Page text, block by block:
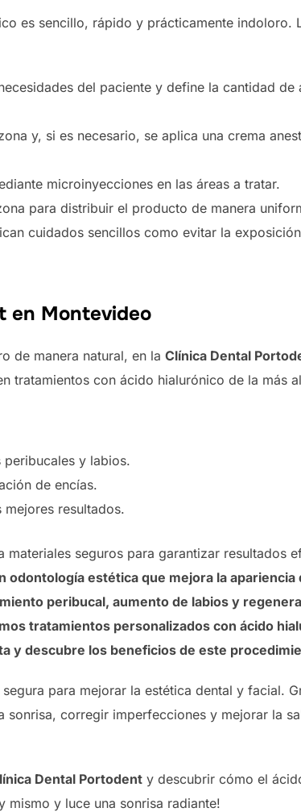
es sencillo, rápido y prácticamente indoloro.
del paciente y define la cantidad
y, si es necesario, se aplica una crema
microinyecciones en las áreas a tratar.
para distribuir el producto de manera
cuidados sencillos como evitar la
en Montevideo
de manera natural, en la Clínica Dental
tratamientos con ácido hialurónico de la más
y labios.
de encías.
resultados.
seguros para garantizar resultados
estética que mejora la apariencia
peribucal, aumento de labios y
tratamientos personalizados con ácido
y descubre los beneficios de este
para mejorar la estética dental y facial.
sonrisa, corregir imperfecciones y mejorar la
Dental Portodent y descubrir cómo el
mismo y luce una sonrisa radiante!